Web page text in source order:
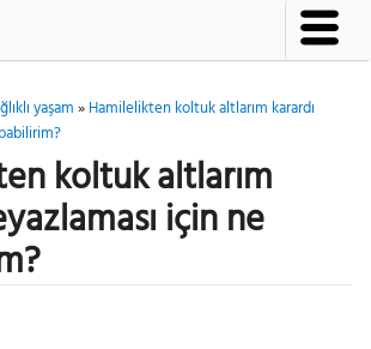
yaşam»Hamilelikten koltuk altlarım karardı
koltuk altlarım
için ne